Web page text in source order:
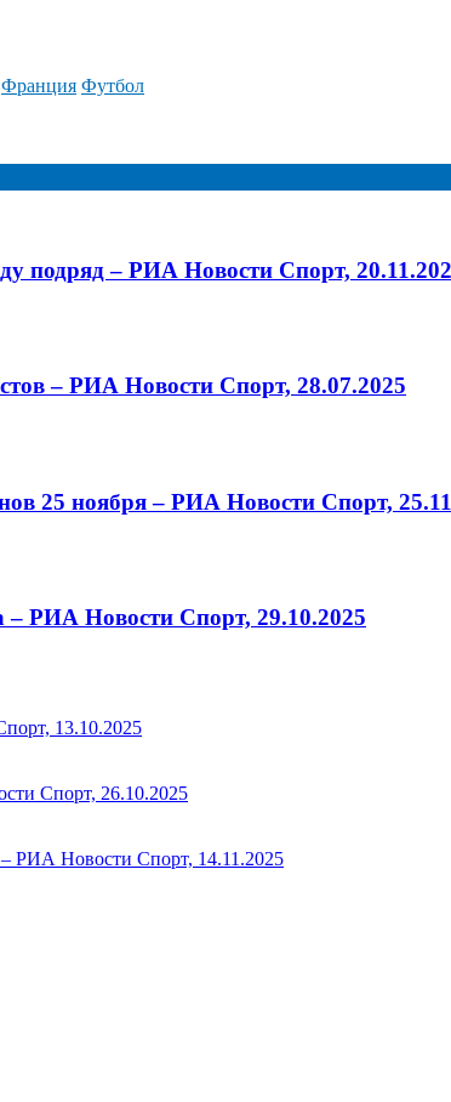
Франция Футбол
подряд – РИА Новости Спорт,
– РИА Новости Спорт, 28.07.2025
25 ноября – РИА Новости Спорт,
РИА Новости Спорт, 29.10.2025
13.10.2025
Спорт, 26.10.2025
– РИА Новости Спорт, 14.11.2025